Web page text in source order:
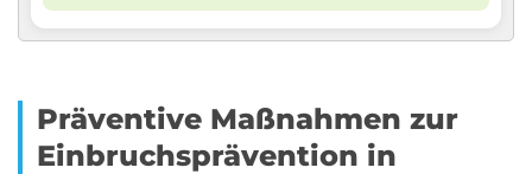
Präventive Maßnahmen zur
Einbruchsprävention in